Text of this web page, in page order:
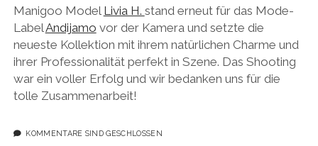
Manigoo Model Livia H. stand erneut für das Mode-
LabelAndijamo vor der Kamera und setzte die
neueste Kollektion mit ihrem natürlichen Charme und
ihrer Professionalität perfekt in Szene. Das Shooting
war ein voller Erfolg und wir bedanken uns für die
tolle Zusammenarbeit!
KOMMENTARE SIND GESCHLOSSEN